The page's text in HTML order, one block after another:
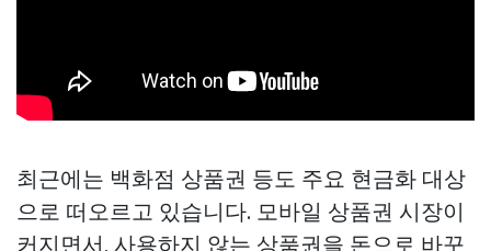
최근에는 백화점 상품권 등도 주요 현금화 대상
으로 떠오르고 있습니다. 모바일 상품권 시장이
커지면서, 사용하지 않는 상품권을 돈으로 바꾸